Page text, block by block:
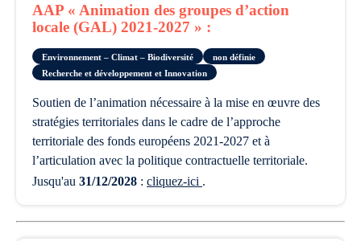
AAP « Animation des groupes d’action
locale (GAL) 2021-2027 » :
Environnement – Climat – Biodiversité
non définie
Recherche et développement et Innovation
soutien de l’animation nécessaire à la mise en œuvre des
stratégies territoriales dans le cadre de l’approche
territoriale des fonds européens 2021-2027 et à
l’articulation avec la politique contractuelle territoriale.
Jusqu'au 31/12/2028 : cliquez-ici .